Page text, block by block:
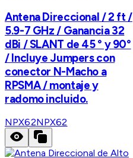
Antena Direccional / 2 ft /
5.9-7 GHz / Ganancia 32
dBi / SLANT de 45 ° y 90°
/ Incluye Jumpers con
conector N-Macho a
RPSMA / montaje y
radomo incluido.
NPX62NPX62